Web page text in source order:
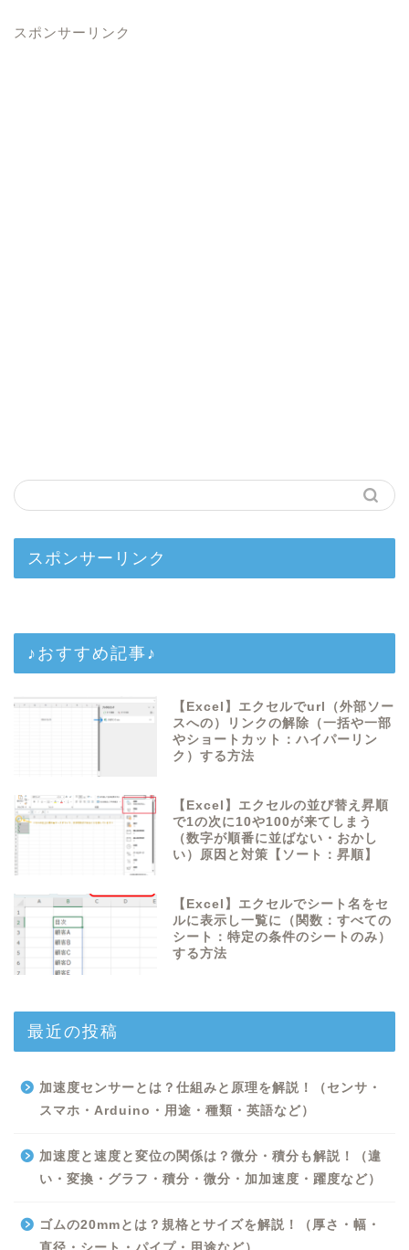
スポンサーリンク
スポンサーリンク
♪おすすめ記事♪
【Excel】エクセルでurl（外部ソー
スへの）リンクの解除（一括や一部
やショートカット：ハイパーリン
ク）する方法
【Excel】エクセルの並び替え昇順
で1の次に10や100が来てしまう
（数字が順番に並ばない・おかし
い）原因と対策【ソート：昇順】
【Excel】エクセルでシート名をセ
ルに表示し一覧に（関数：すべての
シート：特定の条件のシートのみ）
する方法
最近の投稿
加速度センサーとは？仕組みと原理を解説！（センサ・
スマホ・Arduino・用途・種類・英語など）
加速度と速度と変位の関係は？微分・積分も解説！（違
い・変換・グラフ・積分・微分・加加速度・躍度など）
ゴムの20mmとは？規格とサイズを解説！（厚さ・幅・